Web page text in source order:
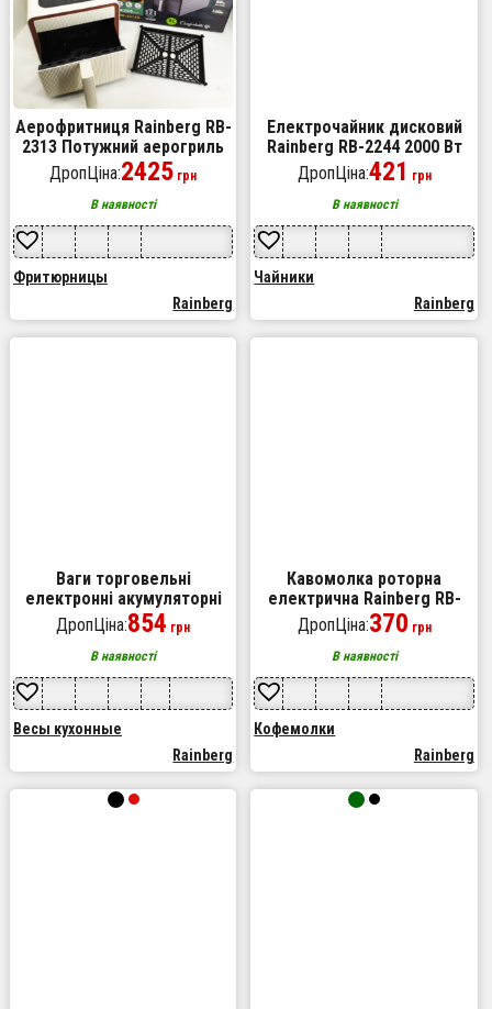
Аерофритниця Rainberg RB-
2313 Потужний аерогриль
4200Вт Фрітюрниця
безмасляна 9л Мультипіч
ДропЦіна:2425 грн
В наявності
Фритюрницы
Rainberg
Електрочайник дисковий
Rainberg RB-2244 2000 Вт
2л, стильний електричний
чайник. Колір: блакитний
ДропЦіна:421 грн
В наявності
Чайники
Rainberg
Ваги торговельні
електронні акумуляторні
Rainberg RB-311 до 55 кг з
лічильником ціни 2 дисплеї
ДропЦіна:854 грн
В наявності
Весы кухонные
Rainberg
Кавомолка роторна
електрична Rainberg RB-
2334 потужна 600 Вт для
подрібнення спецій кави
круп горіхів
ДропЦіна:370 грн
В наявності
Кофемолки
Rainberg